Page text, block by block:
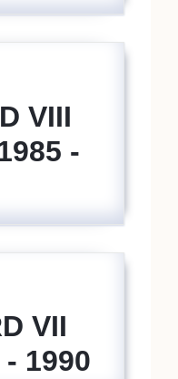
VIII
-
VII
- 1990